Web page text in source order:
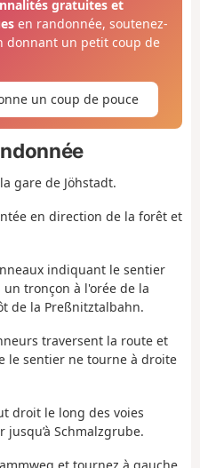
gratuites et
en randonnée, soutenez-
donnant un petit coup de
un coup de pouce
gare de Jöhstadt.
en direction de la forêt et
indiquant le sentier
tronçon à l'orée de la
de la Preßnitztalbahn.
traversent la route et
le sentier ne tourne à droite
droit le long des voies
jusqu’à Schmalzgrube.